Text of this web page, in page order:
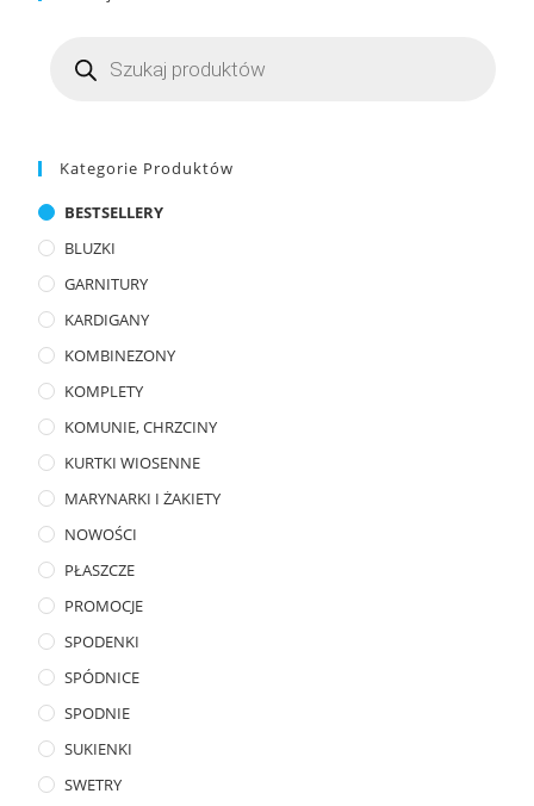
Kategorie Produktów
BESTSELLERY
BLUZKI
GARNITURY
KARDIGANY
KOMBINEZONY
KOMPLETY
KOMUNIE, CHRZCINY
KURTKI WIOSENNE
MARYNARKI I ŻAKIETY
NOWOŚCI
PŁASZCZE
PROMOCJE
SPODENKI
SPÓDNICE
SPODNIE
SUKIENKI
SWETRY